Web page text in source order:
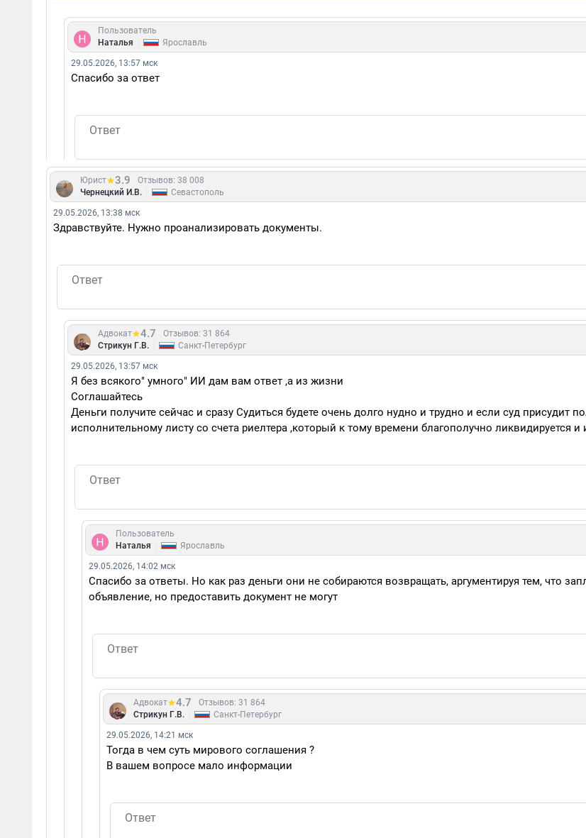
Пользователь
Наталья
Ярославль
29.05.2026, 13:57 мск
Спасибо за ответ
Юрист 3.9
Отзывов: 38 008
Чернецкий И.В.
Севастополь
29.05.2026, 13:38 мск
Здравствуйте. Нужно проанализировать документы.
Адвокат 4.7
Отзывов: 31 864
Стрикун Г.В.
Санкт-Петербург
29.05.2026, 13:57 мск
Я без всякого" умного" ИИ дам вам ответ ,а из жизни
Соглашайтесь
Деньги получите сейчас и сразу Судиться будете очень долго нудно и трудно и если суд присудит
исполнительному листу со счета риелтера ,который к тому времени благополучно ликвидируется и
Пользователь
Наталья
Ярославль
29.05.2026, 14:02 мск
Спасибо за ответы. Но как раз деньги они не собираются возвращать, аргументируя тем, что
объявление, но предоставить документ не могут
Адвокат 4.7
Отзывов: 31 864
Стрикун Г.В.
Санкт-Петербург
29.05.2026, 14:21 мск
Тогда в чем суть мирового соглашения ?
В вашем вопросе мало информации